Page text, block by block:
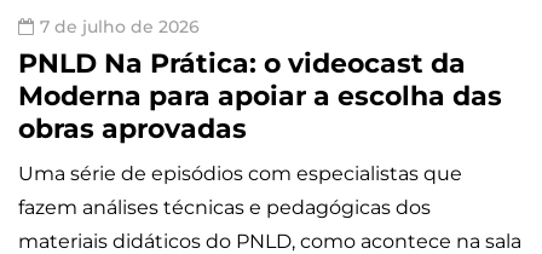
7 de julho de 2026
PNLD Na Prática: o videocast da
Moderna para apoiar a escolha das
obras aprovadas
Uma série de episódios com especialistas que
fazem análises técnicas e pedagógicas dos
materiais didáticos do PNLD, como acontece na sala